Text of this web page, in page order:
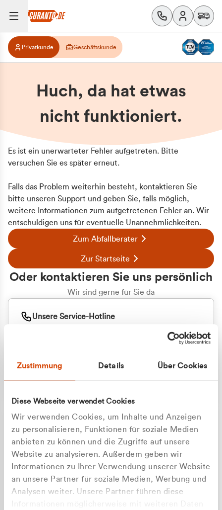
Zustimmung Details Über Cookies
Diese Webseite verwendet Cookies
Wir verwenden Cookies, um Inhalte und Anzeigen
zu personalisieren, Funktionen für soziale Medien
anbieten zu können und die Zugriffe auf unsere
Website zu analysieren. Außerdem geben wir
Informationen zu Ihrer Verwendung unserer Website
an unsere Partner für soziale Medien, Werbung und
Analysen weiter. Unsere Partner führen diese
Privatkunde Geschäftskunde
Huch, da hat etwas
nicht funktioniert.
Es ist ein unerwarteter Fehler aufgetreten. Bitte
versuchen Sie es später erneut.
Falls das Problem weiterhin besteht, kontaktieren Sie
bitte unseren Support und geben Sie, falls möglich,
weitere Informationen zum aufgetretenen Fehler an. Wir
entschuldigen uns für eventuelle Unannehmlichkeiten.
Zum Abfallberater
Zur Startseite
Oder kontaktieren Sie uns persönlich
Wir sind gerne für Sie da
Unsere Service-Hotline
+49 177 8376058
Apilash Balanesan